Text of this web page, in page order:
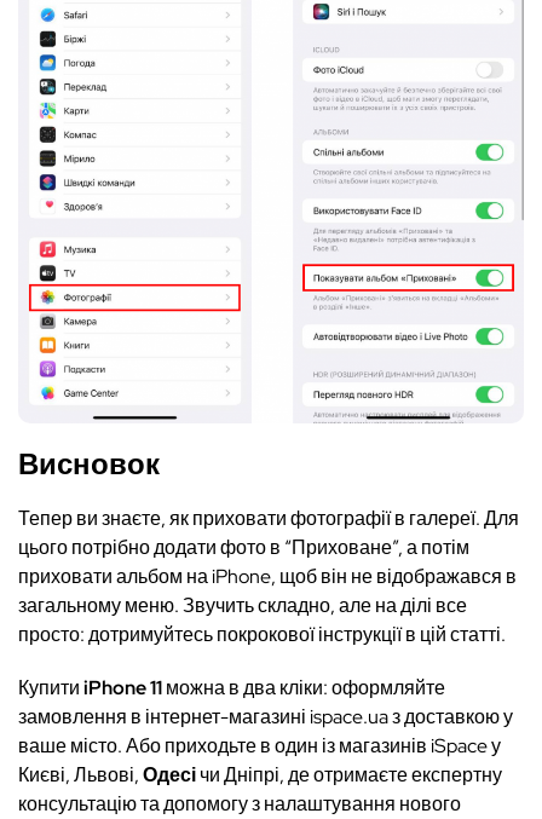
Висновок
Тепер ви знаєте, як приховати фотографії в галереї. Для
цього потрібно додати фото в “Приховане”, а потім
приховати альбом на iPhone, щоб він не відображався в
загальному меню. Звучить складно, але на ділі все
просто: дотримуйтесь покрокової інструкції в цій статті.
КупитиiPhone 11можна в два кліки: оформляйте
замовлення в інтернет-магазині ispace.ua з доставкою у
ваше місто. Або приходьте в один із магазинів iSpace у
Києві, Львові,Одесічи Дніпрі, де отримаєте експертну
консультацію та допомогу з налаштування нового